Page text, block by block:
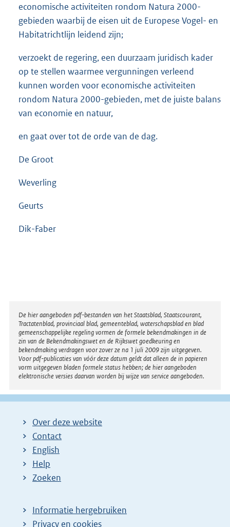
economische activiteiten rondom Natura 2000-
gebieden waarbij de eisen uit de Europese Vogel- en
Habitatrichtlijn leidend zijn;
verzoekt de regering, een duurzaam juridisch kader
op te stellen waarmee vergunningen verleend
kunnen worden voor economische activiteiten
rondom Natura 2000-gebieden, met de juiste balans
van economie en natuur,
en gaat over tot de orde van de dag.
De Groot
Weverling
Geurts
Dik-Faber
Disclaimer
De hier aangeboden pdf-bestanden van het Staatsblad, Staatscourant,
Tractatenblad, provinciaal blad, gemeenteblad, waterschapsblad en blad
gemeenschappelijke regeling vormen de formele bekendmakingen in de
zin van de Bekendmakingswet en de Rijkswet goedkeuring en
bekendmaking verdragen voor zover ze na 1 juli 2009 zijn uitgegeven.
Voor pdf-publicaties van vóór deze datum geldt dat alleen de in papieren
vorm uitgegeven bladen formele status hebben; de hier aangeboden
elektronische versies daarvan worden bij wijze van service aangeboden.
Over deze website
Contact
English
Help
Zoeken
Informatie hergebruiken
Privacy en cookies